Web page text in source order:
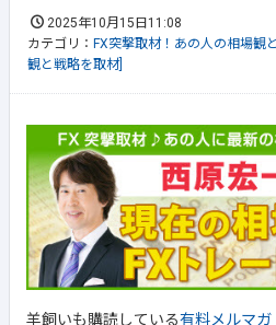
2025年10月15日11:08
カテゴリ： FX突撃取材！あの人の相場観
観と戦略を取材]
羊飼いも購読している有料メルマガ